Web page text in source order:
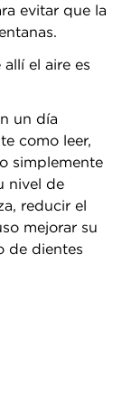
evitar que la
el aire es
un día
como leer,
simplemente
nivel de
reducir el
mejorar su
de dientes